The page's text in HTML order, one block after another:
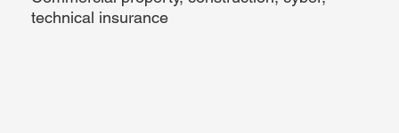
technical insurance